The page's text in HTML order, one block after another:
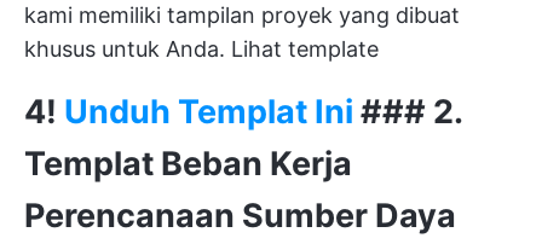
kami memiliki tampilan proyek yang dibuat
khusus untuk Anda. Lihat template
4! Unduh Templat Ini ### 2.
Templat Beban Kerja
Perencanaan Sumber Daya